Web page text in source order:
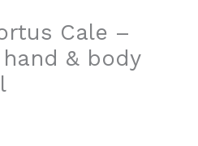
Cale –
& body